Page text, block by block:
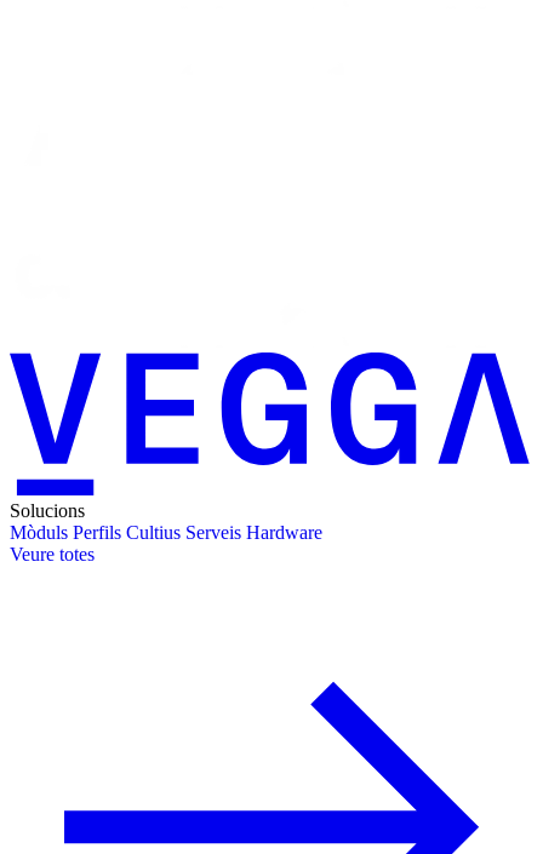
Solucions
Mòduls Perfils Cultius Serveis Hardware
Veure totes